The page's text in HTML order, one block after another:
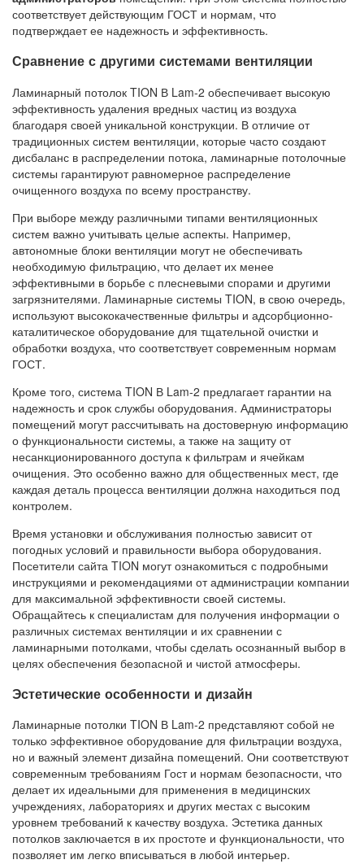
соответствует действующим ГОСТ и нормам, что
подтверждает ее надежность и эффективность.
Сравнение с другими системами вентиляции
Ламинарный потолок TION В Lam-2 обеспечивает высокую
эффективность удаления вредных частиц из воздуха
благодаря своей уникальной конструкции. В отличие от
традиционных систем вентиляции, которые часто создают
дисбаланс в распределении потока, ламинарные потолочные
системы гарантируют равномерное распределение
очищенного воздуха по всему пространству.
При выборе между различными типами вентиляционных
систем важно учитывать целые аспекты. Например,
автономные блоки вентиляции могут не обеспечивать
необходимую фильтрацию, что делает их менее
эффективными в борьбе с плесневыми спорами и другими
загрязнителями. Ламинарные системы TION, в свою очередь,
используют высококачественные фильтры и адсорбционно-
каталитическое оборудование для тщательной очистки и
обработки воздуха, что соответствует современным нормам
ГОСТ.
Кроме того, система TION В Lam-2 предлагает гарантии на
надежность и срок службы оборудования. Администраторы
помещений могут рассчитывать на достоверную информацию
о функциональности системы, а также на защиту от
несанкционированного доступа к фильтрам и ячейкам
очищения. Это особенно важно для общественных мест, где
каждая деталь процесса вентиляции должна находиться под
контролем.
Время установки и обслуживания полностью зависит от
погодных условий и правильности выбора оборудования.
Посетители сайта TION могут ознакомиться с подробными
инструкциями и рекомендациями от администрации компании
для максимальной эффективности своей системы.
Обращайтесь к специалистам для получения информации о
различных системах вентиляции и их сравнении с
ламинарными потолками, чтобы сделать осознанный выбор в
целях обеспечения безопасной и чистой атмосферы.
Эстетические особенности и дизайн
Ламинарные потолки TION В Lam-2 представляют собой не
только эффективное оборудование для фильтрации воздуха,
но и важный элемент дизайна помещений. Они соответствуют
современным требованиям Гост и нормам безопасности, что
делает их идеальными для применения в медицинских
учреждениях, лабораториях и других местах с высоким
уровнем требований к качеству воздуха. Эстетика данных
потолков заключается в их простоте и функциональности, что
позволяет им легко вписываться в любой интерьер.